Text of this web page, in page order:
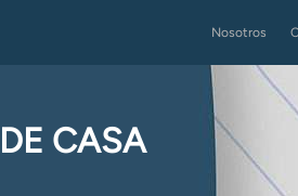
Nosotros
CASA